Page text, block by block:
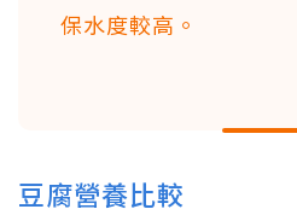
保水度較高。
豆腐營養比較